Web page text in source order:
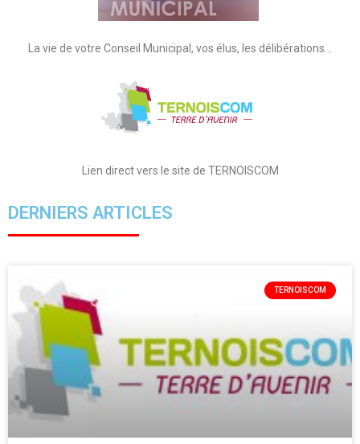
La vie de votre Conseil Municipal, vos élus, les délibérations…
Lien direct vers le site de TERNOISCOM
DERNIERS ARTICLES
TERNOISCOM